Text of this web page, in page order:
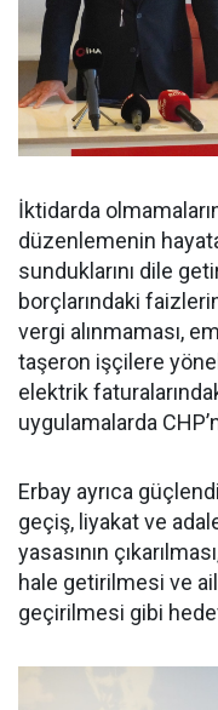
İktidarda
düzenlemenin
sunduklarını dile
borçlarındaki
vergi alınmaması,
taşeron işçilere
elektrik
uygulamalarda
Erbay ayrıca
geçiş, liyakat ve
yasasının
hale getirilmesi ve
geçirilmesi gibi